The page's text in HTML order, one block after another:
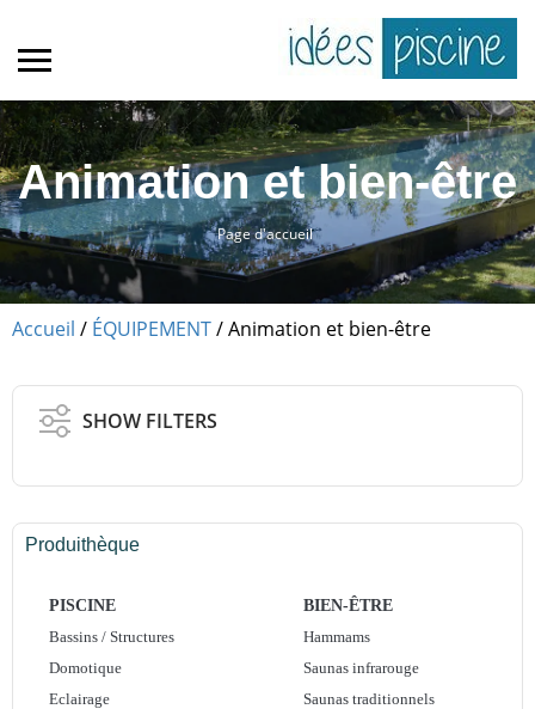
Animation et bien-être
Page d'accueil
Accueil / ÉQUIPEMENT/ Animation et bien-être
SHOW FILTERS
éclairage LED
Escaliers balnéo
Nage à contre-courant
Produithèque
PISCINE
Bassins / Structures
Domotique
Eclairage
BIEN-ÊTRE
Hammams
Saunas infrarouge
Saunas traditionnels